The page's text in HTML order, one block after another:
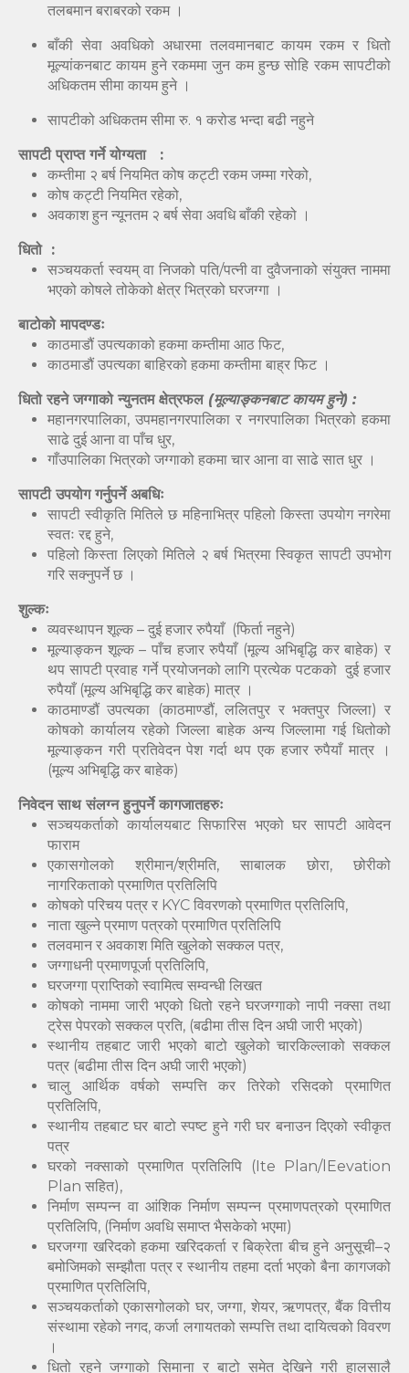
तलबमान बराबरको रकम ।
बाँकी सेवा अवधिको अधारमा तलवमानबाट कायम रकम र धितो
मूल्यांकनबाट कायम हुने रकममा जुन कम हुन्छ सोहि रकम सापटीको
अधिकतम सीमा कायम हुने ।
सापटीको अधिकतम सीमा रु. १ करोड भन्दा बढी नहुने
सापटी प्राप्त गर्ने योग्यता :
कम्तीमा २ बर्ष नियमित कोष कट्टी रकम जम्मा गरेको,
कोष कट्टी नियमित रहेको,
अवकाश हुन न्यूनतम २ बर्ष सेवा अवधि बाँकी रहेको ।
धितो :
सञ्चयकर्ता स्वयम् वा निजको पति/पत्नी वा दुवैजनाको संयुक्त नाममा
भएको कोषले तोकेको क्षेत्र भित्रको घरजग्गा ।
बाटोको मापदण्डः
काठमाडौं उपत्यकाको हकमा कम्तीमा आठ फिट,
काठमाडौं उपत्यका बाहिरको हकमा कम्तीमा बाह्र फिट ।
धितो रहने जग्गाको न्युनतम क्षेत्रफल (मूल्याङ्कनबाट कायम हुने) :
महानगरपालिका, उपमहानगरपालिका र नगरपालिका भित्रको हकमा
साढे दुई आना वा पाँच धुर,
गाँउपालिका भित्रको जग्गाको हकमा चार आना वा साढे सात धुर ।
सापटी उपयोग गर्नुपर्ने अबधिः
सापटी स्वीकृति मितिले छ महिनाभित्र पहिलो किस्ता उपयोग नगरेमा
स्वतः रद्द हुने,
पहिलो किस्ता लिएको मितिले २ बर्ष भित्रमा स्विकृत सापटी उपभोग
गरि सक्नुपर्ने छ ।
शुल्कः
व्यवस्थापन शूल्क – दुई हजार रुपैयाँ (फिर्ता नहुने)
मूल्याङ्कन शूल्क – पाँच हजार रुपैयाँ (मूल्य अभिबृद्धि कर बाहेक) र
थप सापटी प्रवाह गर्ने प्रयोजनको लागि प्रत्येक पटकको दुई हजार
रुपैयाँ (मूल्य अभिबृद्धि कर बाहेक) मात्र ।
काठमाण्डौं उपत्यका (काठमाण्डौं, ललितपुर र भक्तपुर जिल्ला) र
कोषको कार्यालय रहेको जिल्ला बाहेक अन्य जिल्लामा गई धितोको
मूल्याङ्कन गरी प्रतिवेदन पेश गर्दा थप एक हजार रुपैयाँ मात्र ।
(मूल्य अभिबृद्धि कर बाहेक)
निवेदन साथ संलग्न हुनुपर्ने कागजातहरुः
सञ्चयकर्ताको कार्यालयबाट सिफारिस भएको घर सापटी आवेदन
फाराम
एकासगोलको श्रीमान/श्रीमति, साबालक छोरा, छोरीको
नागरिकताको प्रमाणित प्रतिलिपि
कोषको परिचय पत्र र KYC विवरणको प्रमाणित प्रतिलिपि,
नाता खुल्ने प्रमाण पत्रको प्रमाणित प्रतिलिपि
तलवमान र अवकाश मिति खुलेको सक्कल पत्र,
जग्गाधनी प्रमाणपूर्जा प्रतिलिपि,
घरजग्गा प्राप्तिको स्वामित्व सम्वन्धी लिखत
कोषको नाममा जारी भएको धितो रहने घरजग्गाको नापी नक्सा तथा
ट्रेस पेपरको सक्कल प्रति, (बढीमा तीस दिन अघी जारी भएको)
स्थानीय तहबाट जारी भएको बाटो खुलेको चारकिल्लाको सक्कल
पत्र (बढीमा तीस दिन अघी जारी भएको)
चालु आर्थिक वर्षको सम्पत्ति कर तिरेको रसिदको प्रमाणित
प्रतिलिपि,
स्थानीय तहबाट घर बाटो स्पष्ट हुने गरी घर बनाउन दिएको स्वीकृत
पत्र
घरको नक्साको प्रमाणित प्रतिलिपि (Ite Plan/lEevation
Plan सहित),
निर्माण सम्पन्न वा आंशिक निर्माण सम्पन्न प्रमाणपत्रको प्रमाणित
प्रतिलिपि, (निर्माण अवधि समाप्त भैसकेको भएमा)
घरजग्गा खरिदको हकमा खरिदकर्ता र बिक्रेता बीच हुने अनुसूची–२
बमोजिमको सम्झौता पत्र र स्थानीय तहमा दर्ता भएको बैना कागजको
प्रमाणित प्रतिलिपि,
सञ्चयकर्ताको एकासगोलको घर, जग्गा, शेयर, ऋणपत्र, बैंक वित्तीय
संस्थामा रहेको नगद, कर्जा लगायतको सम्पत्ति तथा दायित्वको विवरण
।
धितो रहने जग्गाको सिमाना र बाटो समेत देखिने गरी हालसालै